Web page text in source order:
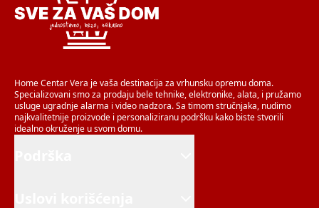
Home Centar Vera je vaša destinacija za vrhunsku opremu doma.
Specializovani smo za prodaju bele tehnike, elektronike, alata, i pružamo
usluge ugradnje alarma i video nadzora. Sa timom stručnjaka, nudimo
najkvalitetnije proizvode i personaliziranu podršku kako biste stvorili
idealno okruženje u svom domu.